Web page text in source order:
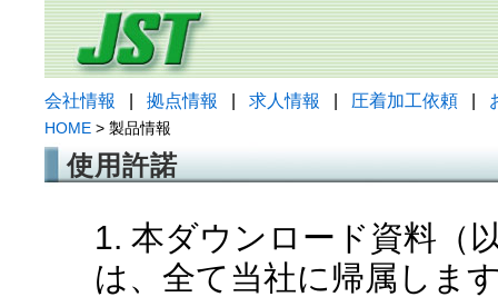
会社情報 拠点情報 求人情報 圧着加工依頼
HOME > 製品情報
使用許諾
1. 本ダウンロード資料（
は、全て当社に帰属しま